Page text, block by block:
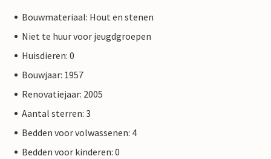
Bouwmateriaal: Hout en stenen
Niet te huur voor jeugdgroepen
Huisdieren: 0
Bouwjaar: 1957
Renovatiejaar: 2005
Aantal sterren: 3
Bedden voor volwassenen: 4
Bedden voor kinderen: 0